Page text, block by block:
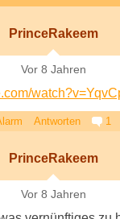
PrinceRakeem
Vor 8 Jahren
Antworten 1
PrinceRakeem
Vor 8 Jahren